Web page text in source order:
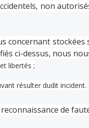
non
concernant stockées
ci-dessus, nous
libertés ;
résulter dudit incident.
de